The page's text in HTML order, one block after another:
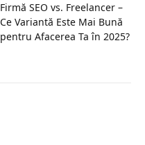
Firmă SEO vs. Freelancer –
Ce Variantă Este Mai Bună
pentru Afacerea Ta în 2025?